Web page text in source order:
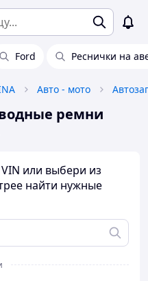
Ford Реснички на
Авто - мото
ремни
или выбери из
найти нужные